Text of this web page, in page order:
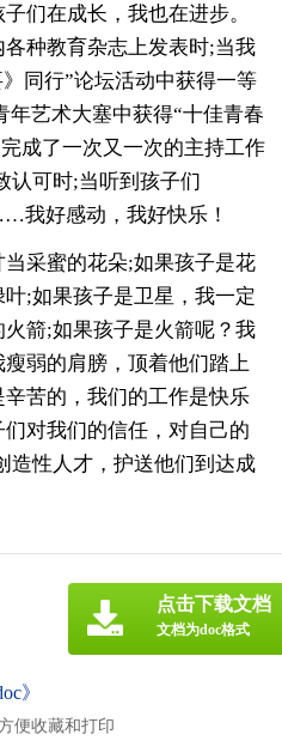
们在成长，我也在进步。
种教育杂志上发表时;当我
同行”论坛活动中获得一等
年艺术大塞中获得“十佳青春
成了一次又一次的主持工作
认可时;当听到孩子们
我好感动，我好快乐！
采蜜的花朵;如果孩子是花
;如果孩子是卫星，我一定
箭;如果孩子是火箭呢？我
弱的肩膀，顶着他们踏上
苦的，我们的工作是快乐
对我们的信任，对自己的
造性人才，护送他们到达成
》
便收藏和打印
点击下载文档
文档为doc格式